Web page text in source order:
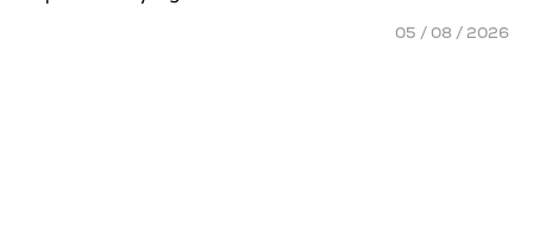
05 / 08 / 2026